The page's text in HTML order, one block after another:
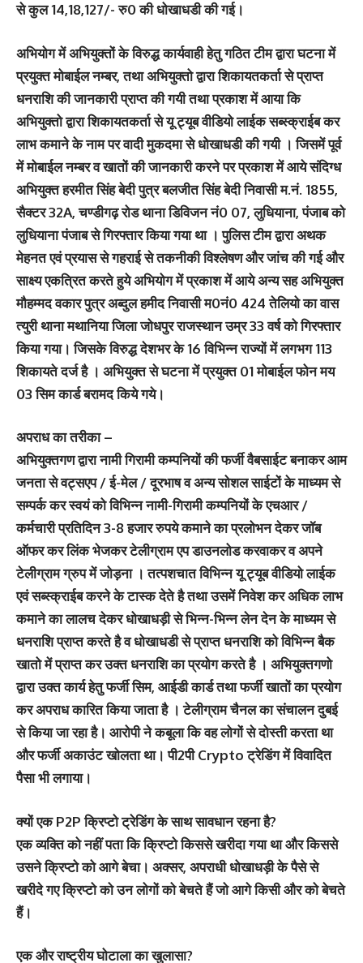
से कुल 14,18,127/- रु0 की धोखाधडी की गई।
अभियोग में अभियुक्तों के विरुद्ध कार्यवाही हेतु गठित टीम द्वारा घटना में
प्रयुक्त मोबाईल नम्बर, तथा अभियुक्तो द्वारा शिकायतकर्ता से प्राप्त
धनराशि की जानकारी प्राप्त की गयी तथा प्रकाश में आया कि
अभियुक्तो द्वारा शिकायतकर्ता से यू ट्यूब वीडियो लाईक सब्स्क्राईब कर
लाभ कमाने के नाम पर वादी मुकदमा से धोखाधडी की गयी । जिसमें पूर्व
में मोबाईल नम्बर व खातों की जानकारी करने पर प्रकाश में आये संदिग्ध
अभियुक्त हरमीत सिंह बेदी पुत्र बलजीत सिंह बेदी निवासी म.नं. 1855,
सैक्टर 32A, चण्डीगढ़ रोड थाना डिविजन नं0 07, लुधियाना, पंजाब को
लुधियाना पंजाब से गिरफ्तार किया गया था । पुलिस टीम द्वारा अथक
मेहनत एवं प्रयास से गहराई से तकनीकी विश्लेषण और जांच की गई और
साक्ष्य एकत्रित करते हुये अभियोग में प्रकाश में आये अन्य सह अभियुक्त
मौहम्मद वकार पुत्र अब्दुल हमीद निवासी म0नं0 424 तेलियो का वास
त्युरी थाना मथानिया जिला जोधपुर राजस्थान उम्र 33 वर्ष को गिरफ्तार
किया गया। जिसके विरुद्ध देशभर के 16 विभिन्न राज्यों में लगभग 113
शिकायते दर्ज है । अभियुक्त से घटना में प्रयुक्त 01 मोबाईल फोन मय
03 सिम कार्ड बरामद किये गये।
अपराध का तरीका –
अभियुक्तगण द्वारा नामी गिरामी कम्पनियों की फर्जी वैबसाईट बनाकर आम
जनता से वट्सएप / ई-मेल / दूरभाष व अन्य सोशल साईटों के माध्यम से
सम्पर्क कर स्वयं को विभिन्न नामी-गिरामी कम्पनियों के एचआर /
कर्मचारी प्रतिदिन 3-8 हजार रुपये कमाने का प्रलोभन देकर जॉब
ऑफर कर लिंक भेजकर टेलीग्राम एप डाउनलोड करवाकर व अपने
टेलीग्राम ग्रुप में जोड़ना । तत्पशचात विभिन्न यू ट्यूब वीडियो लाईक
एवं सब्स्क्राईब करने के टास्क देते है तथा उसमें निवेश कर अधिक लाभ
कमाने का लालच देकर धोखाधड़ी से भिन्न-भिन्न लेन देन के माध्यम से
धनराशि प्राप्त करते है व धोखाधडी से प्राप्त धनराशि को विभिन्न बैक
खातो में प्राप्त कर उक्त धनराशि का प्रयोग करते है । अभियुक्तगणो
द्वारा उक्त कार्य हेतु फर्जी सिम, आईडी कार्ड तथा फर्जी खातों का प्रयोग
कर अपराध कारित किया जाता है । टेलीग्राम चैनल का संचालन दुबई
से किया जा रहा है। आरोपी ने कबूला कि वह लोगों से दोस्ती करता था
और फर्जी अकाउंट खोलता था। पी2पी Crypto ट्रेडिंग में विवादित
पैसा भी लगाया।
क्यों एक P2P क्रिप्टो ट्रेडिंग के साथ सावधान रहना है?
एक व्यक्ति को नहीं पता कि क्रिप्टो किससे खरीदा गया था और किससे
उसने क्रिप्टो को आगे बेचा। अक्सर, अपराधी धोखाधड़ी के पैसे से
खरीदे गए क्रिप्टो को उन लोगों को बेचते हैं जो आगे किसी और को बेचते
हैं।
एक और राष्ट्रीय घोटाला का खुलासा?